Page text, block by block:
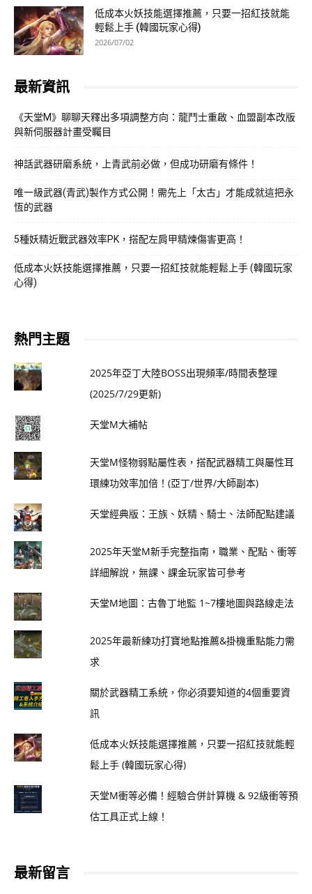
低成本火妖技能選擇推薦，只要一招紅技就能
輕鬆上手 (韓國玩家心得)
2026/07/02
最新資訊
《天堂M》聊聊天釋出多項調整方向：龍鬥士重啟、血盟副本改版
與新伺服器計畫受矚目
神話武器研磨系統，上青武前必做，但成功研磨有條件！
唯一級武器(青武)製作方式公開！需先上「太古」才能成就這把永
恆的武器
5種妖精近戰武器效率PK，搭配左肩甲精煉傷害更高！
低成本火妖技能選擇推薦，只要一招紅技就能輕鬆上手 (韓國玩家
心得)
熱門主題
2025年亞丁大陸BOSS出現頻率/時間表整理
(2025/7/29更新)
天堂M大補帖
天堂M怪物弱點屬性表，搭配武器精工與屬性耳
環練功效率加倍！(亞丁/世界/大師副本)
天堂經典版：王族、妖精、騎士、法師配點建議
2025年天堂M新手完整指南，職業、配點、衝等
詳細解說，無課、課金玩家皆可參考
天堂M地圖：古魯丁地監 1~7樓地圖與路線走法
2025年最新練功打寶地點推薦&掛機重點能力需
求
關於武器精工系統，你必須要知道的4個重要資
訊
低成本火妖技能選擇推薦，只要一招紅技就能輕
鬆上手 (韓國玩家心得)
天堂M衝等必備！經驗合併計算機 & 92級衝等預
估工具正式上線！
最新留言